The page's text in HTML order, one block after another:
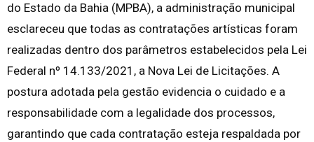
do Estado da Bahia (MPBA), a administração municipal
esclareceu que todas as contratações artísticas foram
realizadas dentro dos parâmetros estabelecidos pela Lei
Federal nº 14.133/2021, a Nova Lei de Licitações. A
postura adotada pela gestão evidencia o cuidado e a
responsabilidade com a legalidade dos processos,
garantindo que cada contratação esteja respaldada por